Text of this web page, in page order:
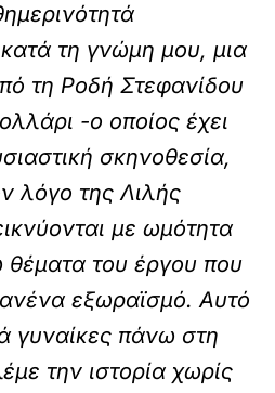
κατά τη γνώμη μου, μια
τη Ροδή Στεφανίδου
-ο οποίος έχει
σκηνοθεσία,
λόγο της Λιλής
με ωμότητα
του έργου που
εξωραϊσμό. Αυτό
γυναίκες πάνω στη
την ιστορία χωρίς